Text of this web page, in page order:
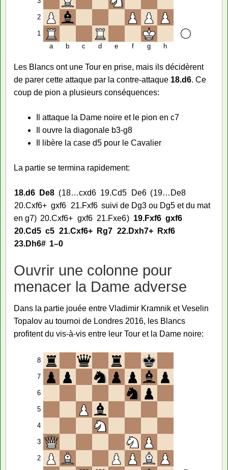
2
1
a
b c d e f g h
Les Blancs ont une Tour en prise, mais ils décidèrent
de parer cette attaque par la contre-attaque 18.d6. Ce
coup de pion a plusieurs conséquences:
Il attaque la Dame noire et le pion en c7
Il ouvre la diagonale b3-g8
Il libère la case d5 pour le Cavalier
La partie se termina rapidement:
18.d6 De8 18…cxd6 19.Cd5 De6 19… De8
20.Cxf6+ gxf6 21.Fxf6 suivi de Dg3 ou Dg5 et du mat
en g7
20.Cxf6+ gxf6 21.Fxe6 19.Fxf6 gxf6
20.Cd5 c5 21.Cxf6+ Rg7 22.Dxh7+
Rxf6
23.Dh6# 1–0
Ouvrir une colonne pour
menacer la Dame adverse
Dans la partie jouée entre Vladimir Kramnik et Veselin
Topalov au tournoi de Londres 2016, les Blancs
profitent du vis-à-vis entre leur Tour et la Dame noire:
8
7
6
5
4
3
2